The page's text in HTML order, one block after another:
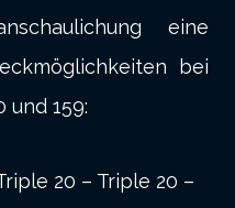
eine
bei
und 159:
20 – Triple 20 –